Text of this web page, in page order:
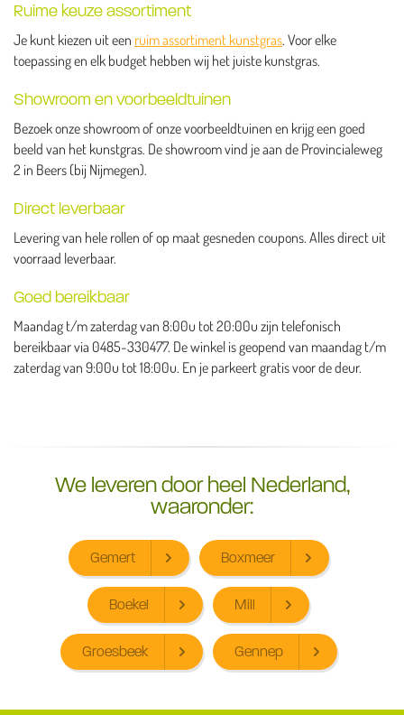
Ruime keuze assortiment
Je kunt kiezen uit een ruim assortiment kunstgras. Voor elke
toepassing en elk budget hebben wij het juiste kunstgras.
Showroom en voorbeeldtuinen
Bezoek onze showroom of onze voorbeeldtuinen en krijg een goed
beeld van het kunstgras. De showroom vind je aan de Provincialeweg
2 in Beers (bij Nijmegen).
Direct leverbaar
Levering van hele rollen of op maat gesneden coupons. Alles direct uit
voorraad leverbaar.
Goed bereikbaar
Maandag t/m zaterdag van 8:00u tot 20:00u zijn telefonisch
bereikbaar via 0485-330477. De winkel is geopend van maandag t/m
zaterdag van 9:00u tot 18:00u. En je parkeert gratis voor de deur.
We leveren door heel Nederland,
waaronder:
Gemert Boxmeer
Boekel Mill
Groesbeek Gennep